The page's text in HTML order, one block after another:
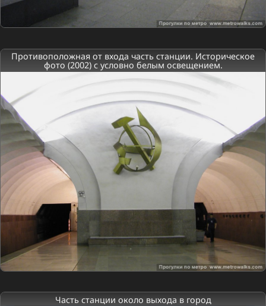
Противоположная от входа часть станции. Историческое
фото (2002) с условно белым освещением.
Часть станции около выхода в город